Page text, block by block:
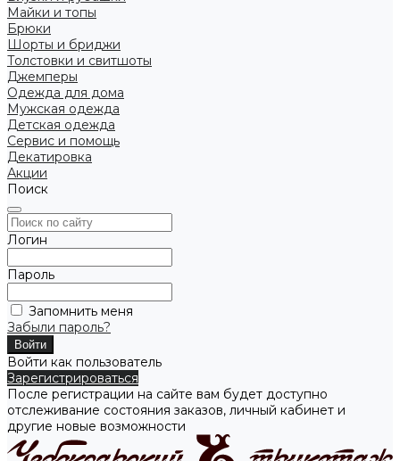
Майки и топы
Брюки
Шорты и бриджи
Толстовки и свитшоты
Джемперы
Одежда для дома
Мужская одежда
Детская одежда
Сервис и помощь
Декатировка
Акции
Поиск
Логин
Пароль
Запомнить меня
Забыли пароль?
Войти как пользователь
Зарегистрироваться
После регистрации на сайте вам будет доступно
отслеживание состояния заказов, личный кабинет и
другие новые возможности